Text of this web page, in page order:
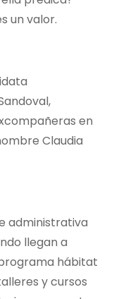
un valor.
en
Claudia
administrativa
llegan a
hábitat
y cursos